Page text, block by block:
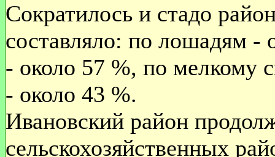
Сократилось и стадо
составляло: по лошадям -
- около 57 %, по мелкому
- около 43 %.
Ивановский район
сельскохозяйственных